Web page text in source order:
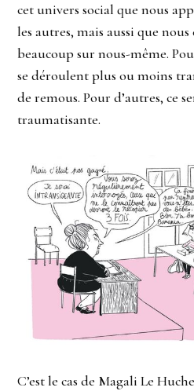
cet univers social que nous
les autres, mais aussi que
beaucoup sur nous-même.
se déroulent plus ou moins
de remous. Pour d’autres, ce
traumatisante.
C’est le cas de Magali Le